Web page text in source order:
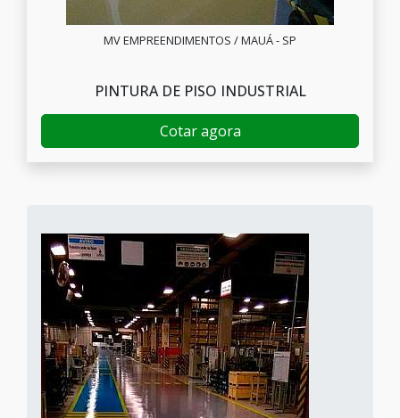
MV EMPREENDIMENTOS / MAUÁ - SP
PINTURA DE PISO INDUSTRIAL
Cotar agora